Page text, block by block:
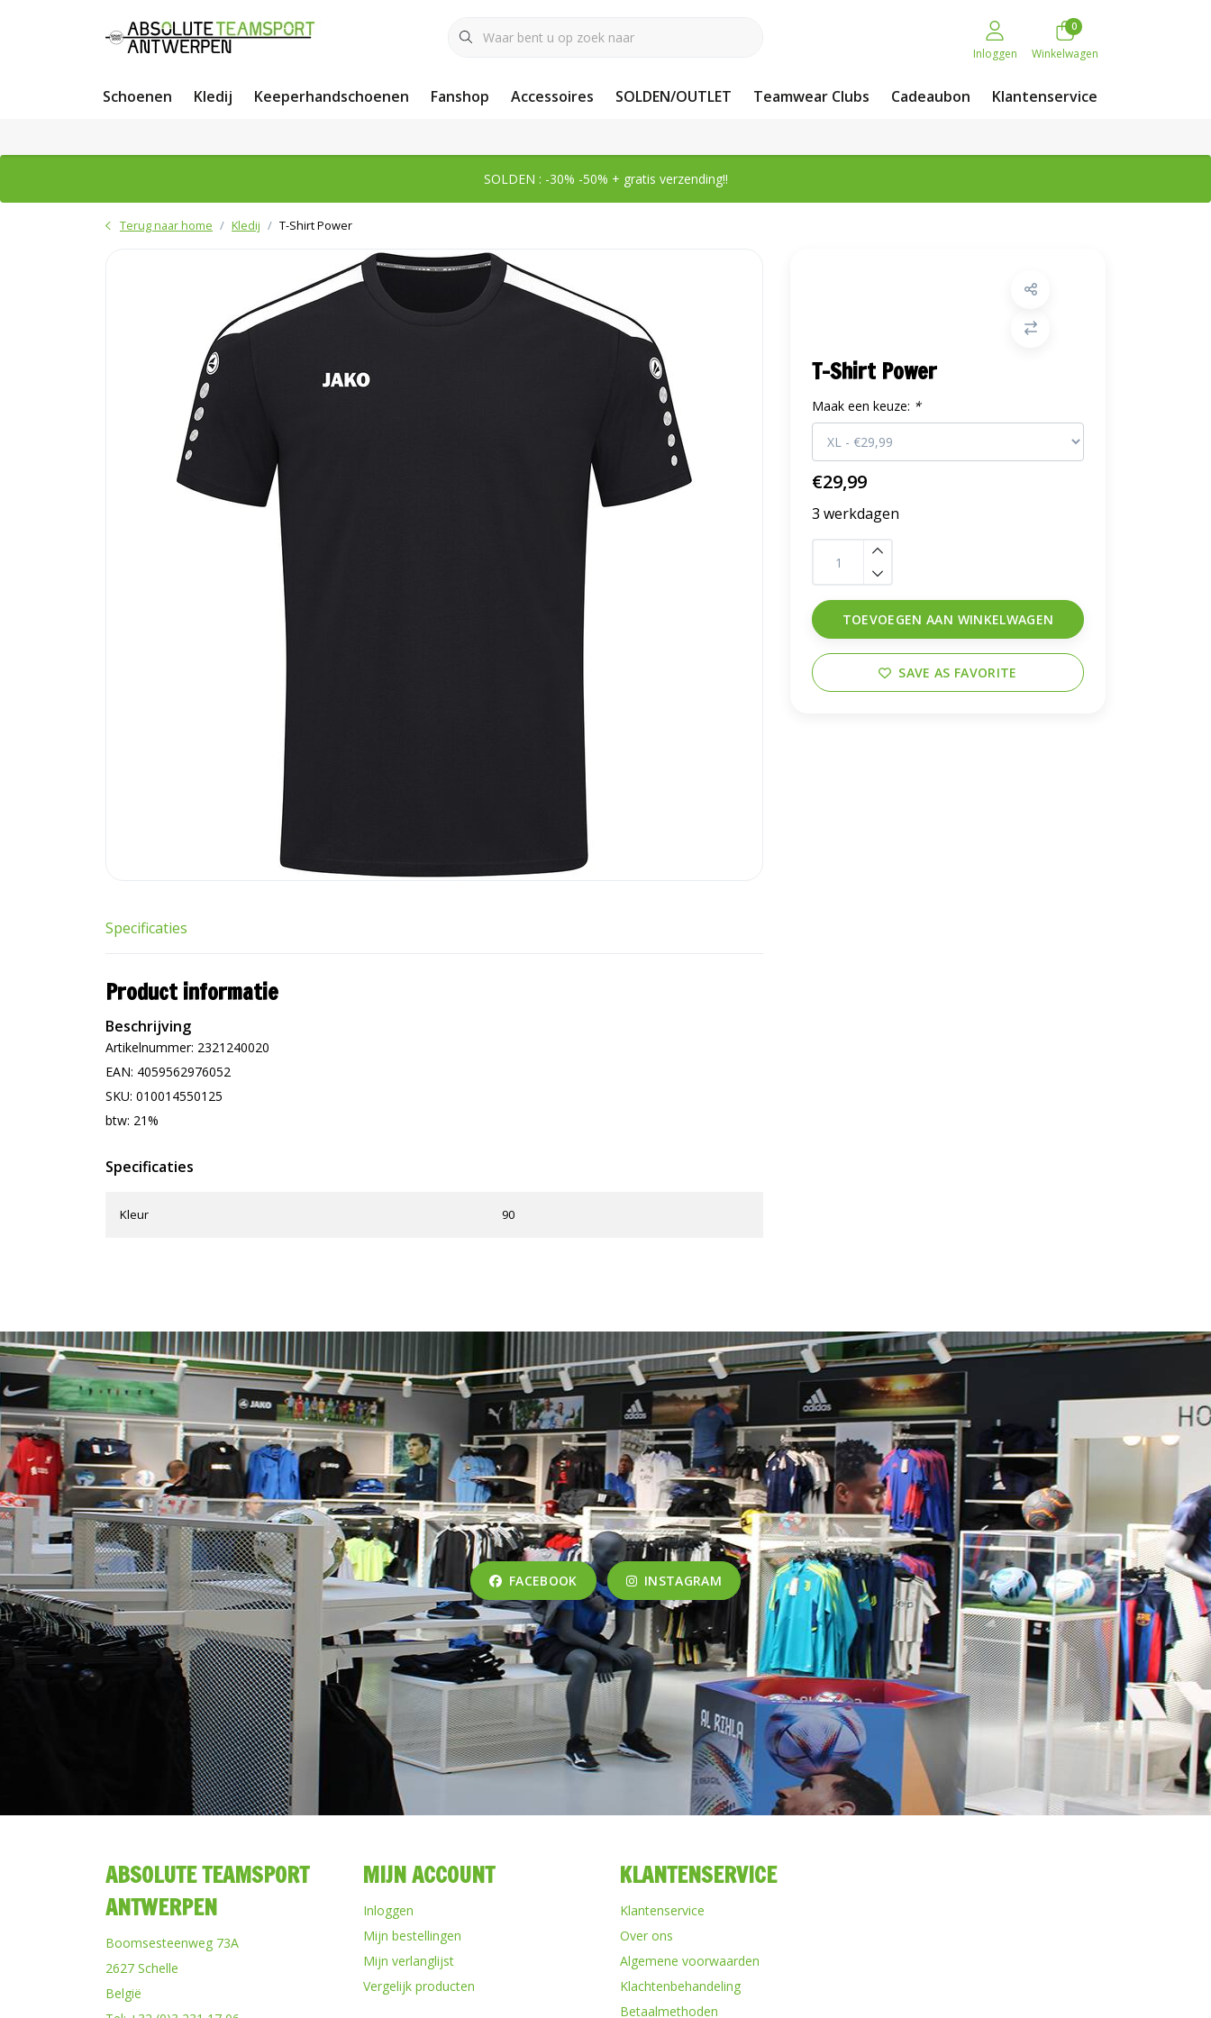
Inloggen
0
Winkelwagen
Schoenen Kledij Keeperhandschoenen Fanshop Accessoires SOLDEN/OUTLET Teamwear Clubs Cadeaubon Klantenservice
SOLDEN : -30% -50% + gratis verzending!!
Terug naar home Kledij T-Shirt Power
T-Shirt Power
Maak een keuze: *
€29,99
3 werkdagen
TOEVOEGEN AAN WINKELWAGEN
SAVE AS FAVORITE
Specificaties
Product informatie
Beschrijving
Artikelnummer: 2321240020
EAN: 4059562976052
SKU: 010014550125
btw: 21%
Specificaties
Kleur 90
FACEBOOK INSTAGRAM
ABSOLUTE TEAMSPORT
ANTWERPEN
Boomsesteenweg 73A
2627 Schelle
België
MIJN ACCOUNT
Inloggen
Mijn bestellingen
Mijn verlanglijst
Vergelijk producten
KLANTENSERVICE
Klantenservice
Over ons
Algemene voorwaarden
Klachtenbehandeling
Betaalmethoden